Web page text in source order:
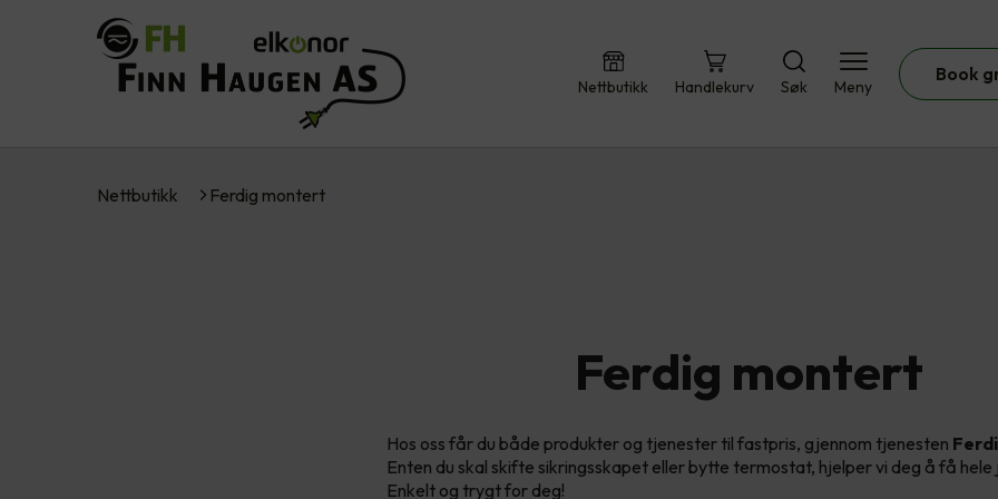
Nettbutikk Handlekurv Søk Meny
Book
Nettbutikk Ferdig montert
Ferdig montert
Hos oss får du både produkter og tjenester til fastpris, gjennom tjenesten
Enten du skal skifte sikringsskapet eller bytte termostat, hjelper vi deg å få
Enkelt og trygt for deg!